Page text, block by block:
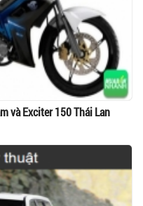
và Exciter 150 Thái Lan